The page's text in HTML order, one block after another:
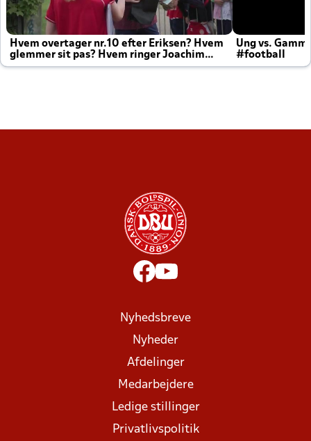
Hvem overtager nr.10 efter Eriksen? Hvem
glemmer sit pas? Hvem ringer Joachim
altid til efter kampe?
Ung vs.
#football
Nyhedsbreve
Nyheder
Afdelinger
Medarbejdere
Ledige stillinger
Privatlivspolitik